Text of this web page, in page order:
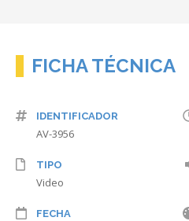
FICHA TÉCNICA
IDENTIFICADOR
AV-3956
TIPO
Video
FECHA